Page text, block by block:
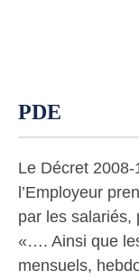
PDE
Le Décret
l’Employeur
par les salariés,
«…. Ainsi que
mensuels,